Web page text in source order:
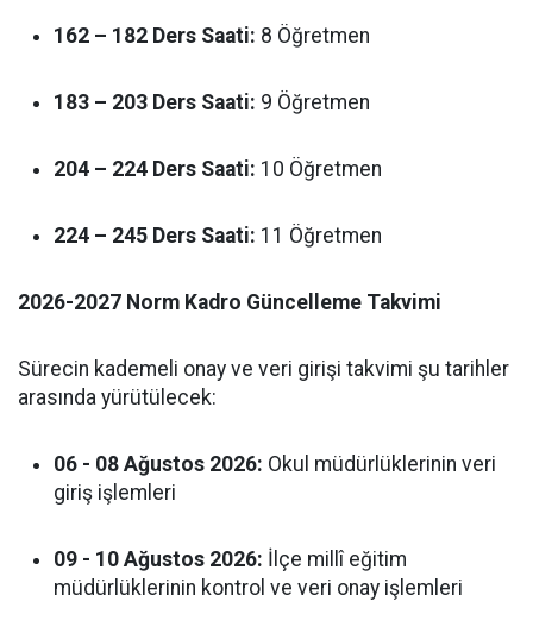
162 – 182 Ders Saati: 8 Öğretmen
183 – 203 Ders Saati: 9 Öğretmen
204 – 224 Ders Saati: 10 Öğretmen
224 – 245 Ders Saati: 11 Öğretmen
2026-2027 Norm Kadro Güncelleme Takvimi
Sürecin kademeli onay ve veri girişi takvimi şu tarihler
arasında yürütülecek:
06 - 08 Ağustos 2026: Okul müdürlüklerinin veri
giriş işlemleri
09 - 10 Ağustos 2026: İlçe millî eğitim
müdürlüklerinin kontrol ve veri onay işlemleri